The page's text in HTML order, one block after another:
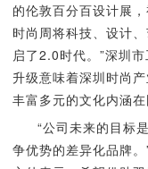
的伦敦百分百设计展
时尚周将科技、设计
启了2.0时代。”深圳
升级意味着深圳时尚
丰富多元的文化内涵在
“公司未来的目标
争优势的差异化品牌